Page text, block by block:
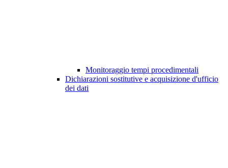
Monitoraggio tempi procedimentali
Dichiarazioni sostitutive e acquisizione d'ufficio
dei dati